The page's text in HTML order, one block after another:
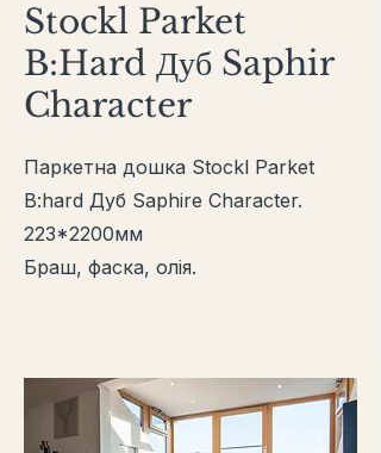
Stockl Parket
B:Hard Дуб Saphir
Character
Паркетна дошка Stockl Parket
B:hard Дуб Saphire Character.
223*2200мм
Браш, фаска, олія.